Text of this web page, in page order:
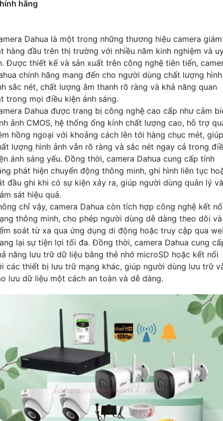
hãng
Dahua là một trong những thương hiệu camera giám
hàng đầu trên thị trường với nhiều năm kinh nghiệm và
Được thiết kế và sản xuất trên công nghệ tiên tiến,
chính hãng mang đến cho người dùng chất lượng hình
sắc nét, chất lượng âm thanh rõ ràng và khả năng quan
trong mọi điều kiện ánh sáng.
Dahua được trang bị công nghệ cao cấp như cảm
ảnh CMOS, hệ thống ống kính chất lượng cao, hỗ trợ
hồng ngoại với khoảng cách lên tới hàng chục mét, giúp
lượng hình ảnh vẫn rõ ràng và sắc nét ngay cả trong
ánh sáng yếu. Đồng thời, camera Dahua cung cấp tính
phát hiện chuyển động thông minh, ghi hình liên tục
đầu ghi khi có sự kiện xảy ra, giúp người dùng quản lý và
sát hiệu quả.
chỉ vậy, camera Dahua còn tích hợp công nghệ kết
thông minh, cho phép người dùng dễ dàng theo dõi và
soát từ xa qua ứng dụng di động hoặc truy cập qua
lại sự tiện lợi tối đa. Đồng thời, camera Dahua cung
năng lưu trữ dữ liệu bằng thẻ nhớ microSD hoặc kết nối
các thiết bị lưu trữ mạng khác, giúp người dùng lưu trữ
lưu dữ liệu một cách an toàn và dễ dàng.